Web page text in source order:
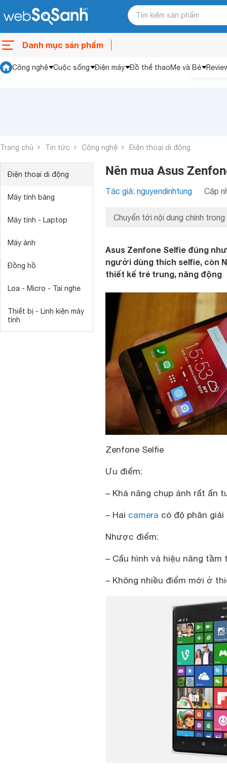
Danh mục sản phẩm
Công nghệ Cuộc sống Điện máy Đồ thể thaoMẹ và Bé
Trang chủ Tin tức Công nghệ Điện thoại di động
Điện thoại di động
Máy tính bảng
Máy tính - Laptop
Máy ảnh
Đồng hồ
Loa - Micro - Tai nghe
Thiết bị - Linh kiện máy
tính
Nên mua Asus
Tác giả: nguyendinhtung Cập
Chuyển tới nội dung chính trong
Asus Zenfone Selfie đúng
người dùng thích selfie, còn
thiết kế trẻ trung, năng động
Zenfone Selfie
Ưu điểm:
– Khả năng chụp ảnh rất ấn
– Hai camera có độ phân
Nhược điểm:
– Cấu hình và hiệu năng tầm
– Không nhiều điểm mới ở